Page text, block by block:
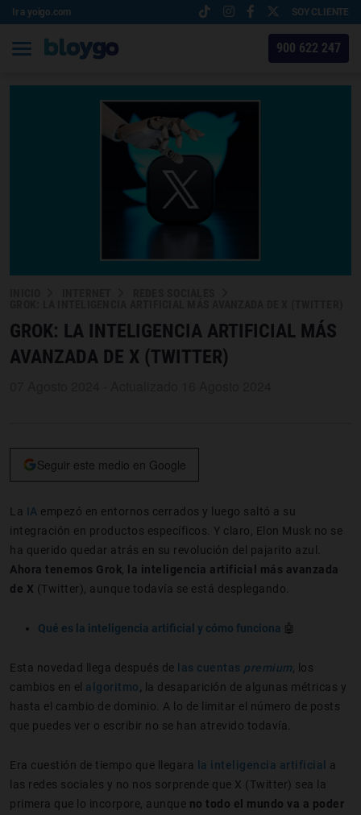
Ir a yoigo.com SOY CLIENTE
900 622 247
GROK: LA INTELIGENCIA ARTIFICIAL MÁS
AVANZADA DE X (TWITTER)
Seguir este medio en Google
La IA empezó en entornos cerrados y luego saltó a su
integración en productos específicos. Y claro, Elon Musk no se
ha querido quedar atrás en su revolución del pajarito azul.
Ahora tenemos Grok
la inteligencia artificial más avanzada
de X (Twitter), aunque todavía se está desplegando.
Qué es la inteligencia artificial y cómo funciona 🤖
Esta novedad llega después de las cuentas premium , los
cambios en el algoritmo
la desaparición de algunas métricas y
hasta el cambio de dominio. A lo de limitar el número de posts
que puedes ver o escribir no se han atrevido todavía.
Era cuestión de tiempo que llegara la inteligencia artificial
a
las redes sociales y no nos sorprende que X (Twitter) sea la
primera que lo incorpore, aunque no todo el mundo va a poder